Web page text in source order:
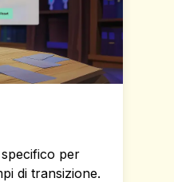
per
di transizione.